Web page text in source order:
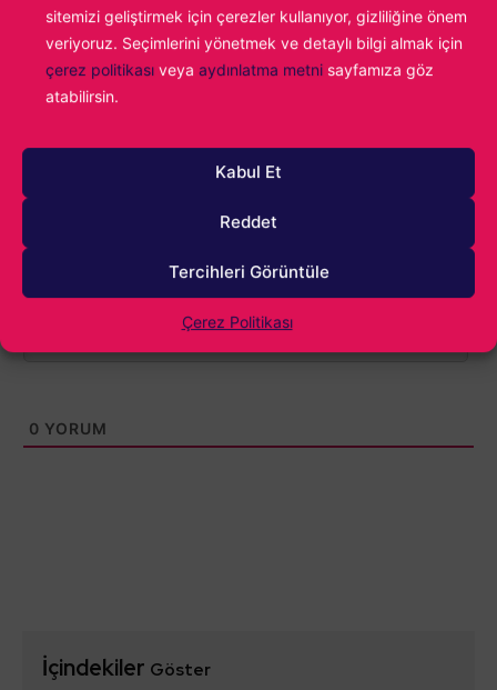
sitemizi geliştirmek için çerezler kullanıyor, gizliliğine önem
veriyoruz. Seçimlerini yönetmek ve detaylı bilgi almak için
çerez politikası veya aydınlatma metni sayfamıza göz
atabilirsin.
Kabul Et
Reddet
Tercihleri Görüntüle
Çerez Politikası
0 YORUM
İçindekiler Göster